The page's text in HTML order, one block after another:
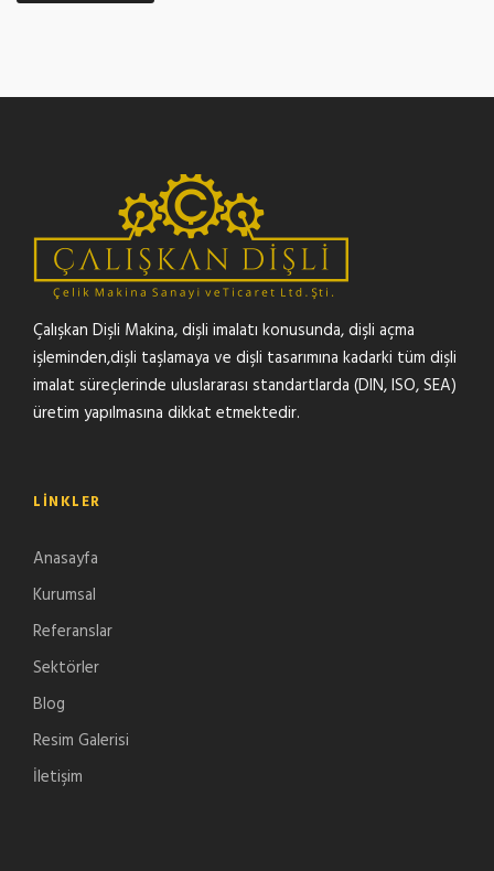
Çalışkan Dişli Makina, dişli imalatı konusunda, dişli açma
işleminden,dişli taşlamaya ve dişli tasarımına kadarki tüm dişli
imalat süreçlerinde uluslararası standartlarda (DIN, ISO, SEA)
üretim yapılmasına dikkat etmektedir.
LINKLER
Anasayfa
Kurumsal
Referanslar
Sektörler
Blog
Resim Galerisi
İletişim